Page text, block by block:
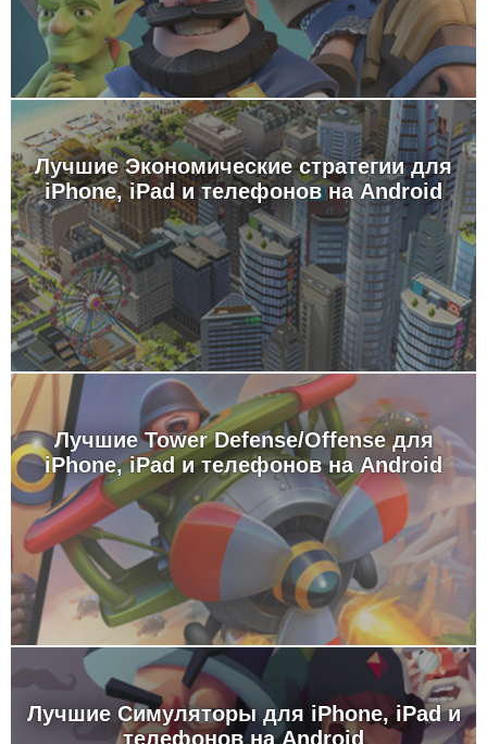
Лучшие Экономические стратегии для
iPhone, iPad и телефонов на Android
Лучшие Tower Defense/Offense для
iPhone, iPad и телефонов на Android
Лучшие Симуляторы для iPhone, iPad и
телефонов на Android